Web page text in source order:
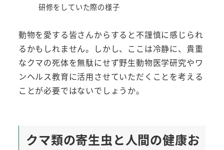
研修をしていた際の様子
動物を愛する皆さんからすると不謹慎に感じられ
るかもしれません。しかし、ここは冷静に、貴重
なクマの死体を無駄にせず野生動物医学研究やワ
ンヘルス教育に活用させていただくことを考える
ことが必要ではないでしょうか。
クマ類の寄生虫と人間の健康お